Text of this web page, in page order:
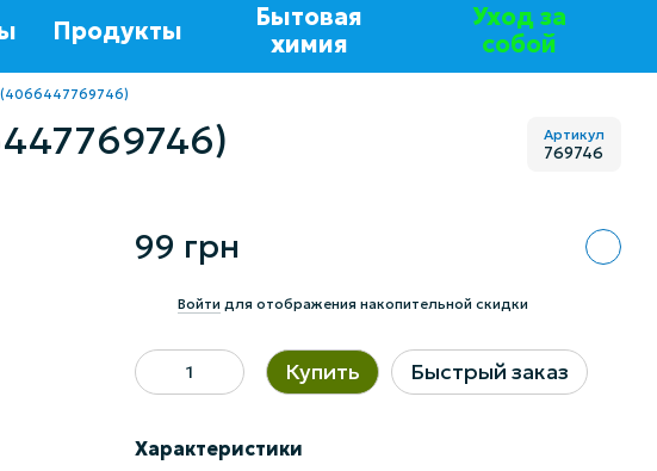
Продукты
Бытовая
химия
Уход за
собой
(4066447769746)
Артикул
769746
99 грн
Войти для отображения накопительной скидки
Купить Быстрый заказ
Характеристики